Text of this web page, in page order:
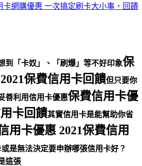
卡網購優惠 一次搞定刷卡大小事，回饋
到「卡奴」、「刷爆」等不好印象保
保費信用卡回饋但只要你
善利用信用卡優惠保費信用卡優
卡回饋其實信用卡是能幫助你省
用卡優惠 2021保費信用
是無法決定要申辦哪張信用卡好？
這張